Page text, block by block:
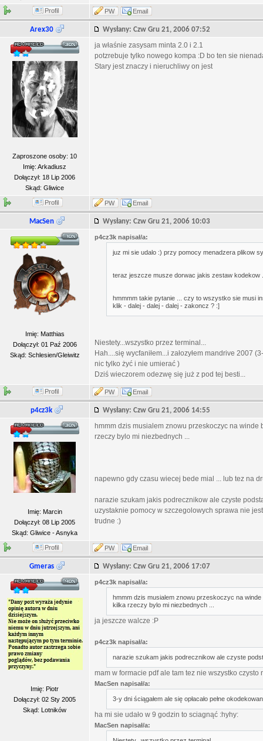
Profil PW Email
Arex30 Wysłany: Czw Gru 21, 2006 07:52
Zaproszone osoby: 10
Imię: Arkadiusz
Dołączył: 18 Lip 2006
Skąd: Gliwice
ja właśnie zasysam minta 2.0 i 2.1
potzrebuje tylko nowego kompa :D bo ten sie
Stary jest znaczy i nieruchliwy on jest
Profil PW Email
MacSen Wysłany: Czw Gru 21, 2006 10:03
Imię: Matthias
Dołączył: 01 Paź 2006
Skąd: Schlesien/Gleiwitz
p4cz3k napisał/a:
juz mi sie udalo :) przy pomocy menadzera plikow
teraz jeszcze musze dorwac jakis zestaw kodekow
hmmmm takie pytanie ... czy to wszystko sie musi
klik - dalej - dalej - dalej - zakoncz ? :]
Niestety...wszystko przez terminal...
Hah....się wycfaniłem...i załozyłem mandrive 2007
nic tylko żyć i nie umierać )
Dziś wieczorem odezwę się już z pod tej besti...
Profil PW Email
p4cz3k Wysłany: Czw Gru 21, 2006 14:55
Imię: Marcin
Dołączył: 08 Lip 2005
Skąd: Gliwice - Asnyka
hmmm dzis musialem znowu przeskoczyc na
rzeczy bylo mi niezbednych ...
napewno gdy czasu wiecej bede mial ... lub tez na
narazie szukam jakis podrecznikow ale czyste
uzystaknie pomocy w szczegolowych sprawa nie
trudne :)
Profil PW Email
Gmeras Wysłany: Czw Gru 21, 2006 17:07
Imię: Piotr
Dołączył: 02 Sty 2005
Skąd: Lotników
p4cz3k napisał/a:
hmmm dzis musialem znowu przeskoczyc na
kilka rzeczy bylo mi niezbednych ...
ja jeszcze walcze :P
p4cz3k napisał/a:
narazie szukam jakis podrecznikow ale czyste
mam w formacie pdf ale tam tez nie wszystko czysto
MacSen napisał/a:
3-y dni ściągałem ale się opłacało pełne
ha mi sie udało w 9 godzin to sciagnąć :hyhy:
MacSen napisał/a: